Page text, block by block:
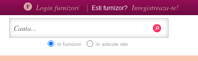
Login furnizori Esti furnizor? Inregistreaza-te!
in furnizori in articole site